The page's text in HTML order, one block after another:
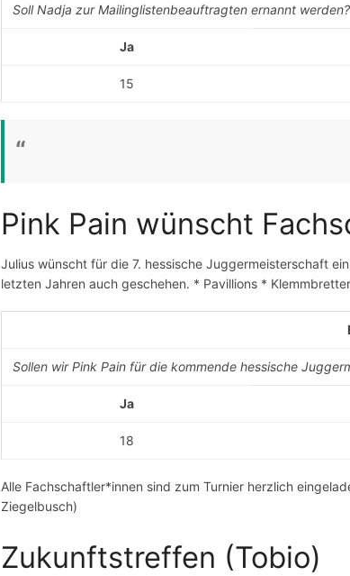
Soll Nadja zur Mailinglistenbeauftragten ernannt werden?
Ja
15
Pink Pain wünscht
Julius wünscht für die 7. hessische Juggermeisterschaft
letzten Jahren auch geschehen. * Pavillions *
Sollen wir Pink Pain für die kommende hessische
Ja
18
Alle Fachschaftler*innen sind zum Turnier herzlich
Ziegelbusch)
Zukunftstreffen (Tobio)